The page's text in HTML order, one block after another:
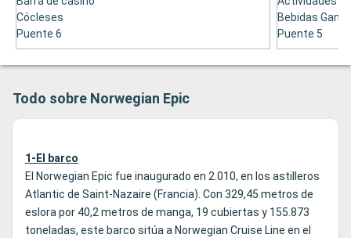
Cócleses
Puente 6
Bebidas
Puente 5
Todo sobre Norwegian Epic
1-El barco
El Norwegian Epic fue inaugurado en 2.010, en los astilleros
Atlantic de Saint-Nazaire (Francia). Con 329,45 metros de
eslora por 40,2 metros de manga, 19 cubiertas y 155.873
toneladas, este barco sitúa a Norwegian Cruise Line en el